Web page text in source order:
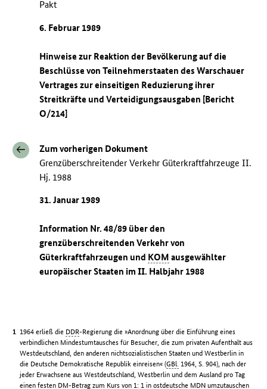
Pakt
6. Februar 1989
Hinweise zur Reaktion der Bevölkerung auf die
Beschlüsse von Teilnehmerstaaten des Warschauer
Vertrages zur einseitigen Reduzierung ihrer
Streitkräfte und Verteidigungsausgaben [Bericht
O/214]
Zum vorherigen Dokument
Grenzüberschreitender Verkehr Güterkraftfahrzeuge II.
Hj. 1988
31. Januar 1989
Information Nr. 48/89 über den
grenzüberschreitenden Verkehr von
Güterkraftfahrzeugen und KOM ausgewählter
europäischer Staaten im II. Halbjahr 1988
1964 erließ die DDR-Regierung die »Anordnung über die Einführung eines
verbindlichen Mindestumtausches für Besucher, die zum privaten Aufenthalt aus
Westdeutschland, den anderen nichtsozialistischen Staaten und Westberlin in
die Deutsche Demokratische Republik einreisen« (GBl. 1964, S. 904), nach der
jeder Erwachsene aus Westdeutschland, Westberlin und dem Ausland pro Tag
einen festen DM-Betrag zum Kurs von 1: 1 in ostdeutsche MDN umzutauschen